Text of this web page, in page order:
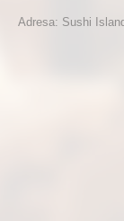
Adresa: Sushi